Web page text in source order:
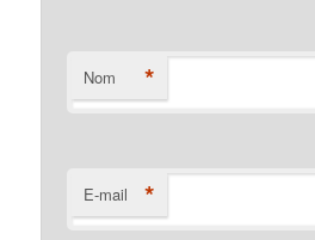
Nom *
E-mail *